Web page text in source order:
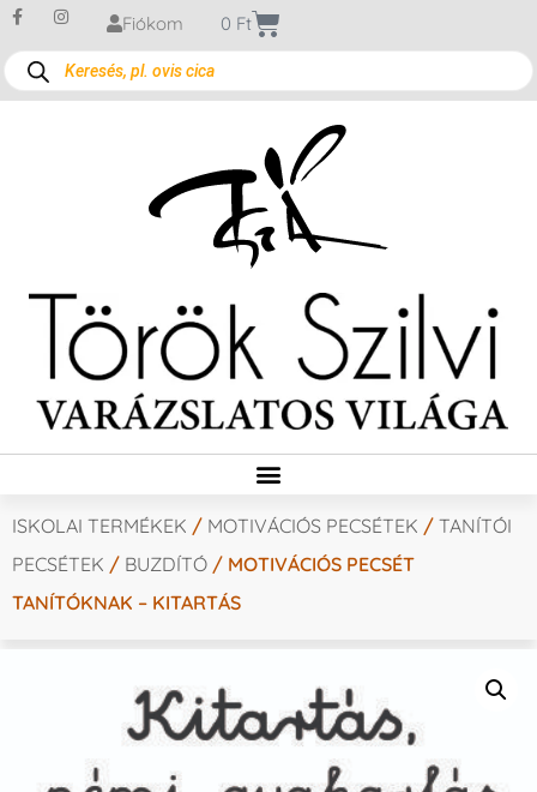
Fiókom 0 Ft
ISKOLAI TERMÉKEK / MOTIVÁCIÓS PECSÉTEK / TANÍTÓI
PECSÉTEK / BUZDÍTÓ / MOTIVÁCIÓS PECSÉT
TANÍTÓKNAK – KITARTÁS